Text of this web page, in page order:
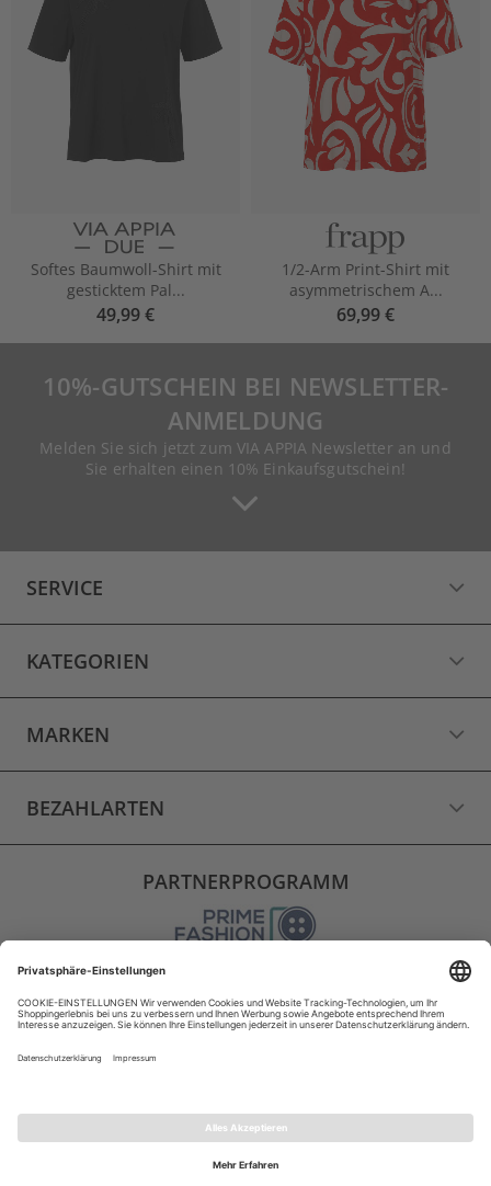
Softes Baumwoll-Shirt mit
gesticktem Pal...
49,99 €
1/2-Arm Print-Shirt mit
asymmetrischem A...
69,99 €
10%-GUTSCHEIN BEI NEWSLETTER-
ANMELDUNG
Melden Sie sich jetzt zum VIA APPIA Newsletter an und
Sie erhalten einen 10% Einkaufsgutschein!
SERVICE
KATEGORIEN
MARKEN
BEZAHLARTEN
PARTNERPROGRAMM
VERSAND
WIDERRUF